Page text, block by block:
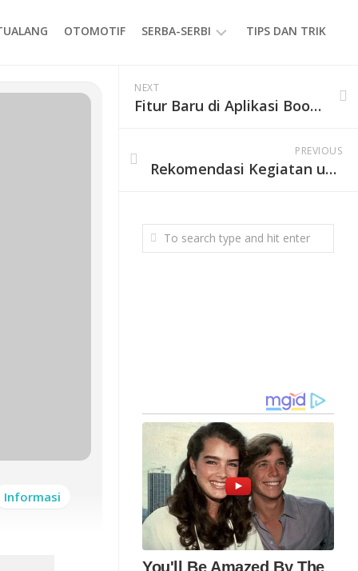
OTOMOTIF SERBA-SERBI
EVENT
GAYA
TIPS DAN TRIK
Informasi
NEXT
Fitur Baru di Aplikasi Booking Online Gunung Merbabu
PREVIOUS
Rekomendasi Kegiatan untuk Liburan Akhir Tahun